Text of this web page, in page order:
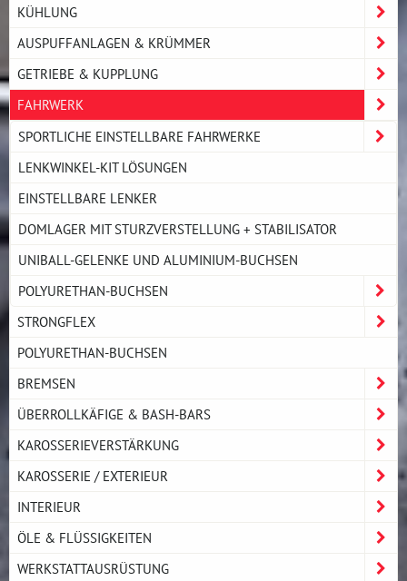
KÜHLUNG
AUSPUFFANLAGEN & KRÜMMER
GETRIEBE & KUPPLUNG
FAHRWERK
SPORTLICHE EINSTELLBARE FAHRWERKE
LENKWINKEL-KIT LÖSUNGEN
EINSTELLBARE LENKER
DOMLAGER MIT STURZVERSTELLUNG + STABILISATOR
UNIBALL-GELENKE UND ALUMINIUM-BUCHSEN
POLYURETHAN-BUCHSEN
STRONGFLEX
POLYURETHAN-BUCHSEN
BREMSEN
ÜBERROLLKÄFIGE & BASH-BARS
KAROSSERIEVERSTÄRKUNG
KAROSSERIE / EXTERIEUR
INTERIEUR
ÖLE & FLÜSSIGKEITEN
WERKSTATTAUSRÜSTUNG